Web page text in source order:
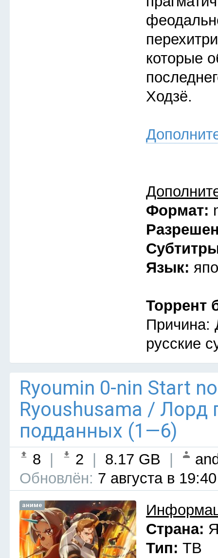
которые
Ходзё.
Формат:
Язык:
Торрент
Причина:
русские
Ryoumin 0-nin Start
Ryoushusama / Лорд
подданных (1—6)
8 2 8.17 GB
Обновлён: 7 августа в 19:40
аниме
Страна:
Тип: ТВ